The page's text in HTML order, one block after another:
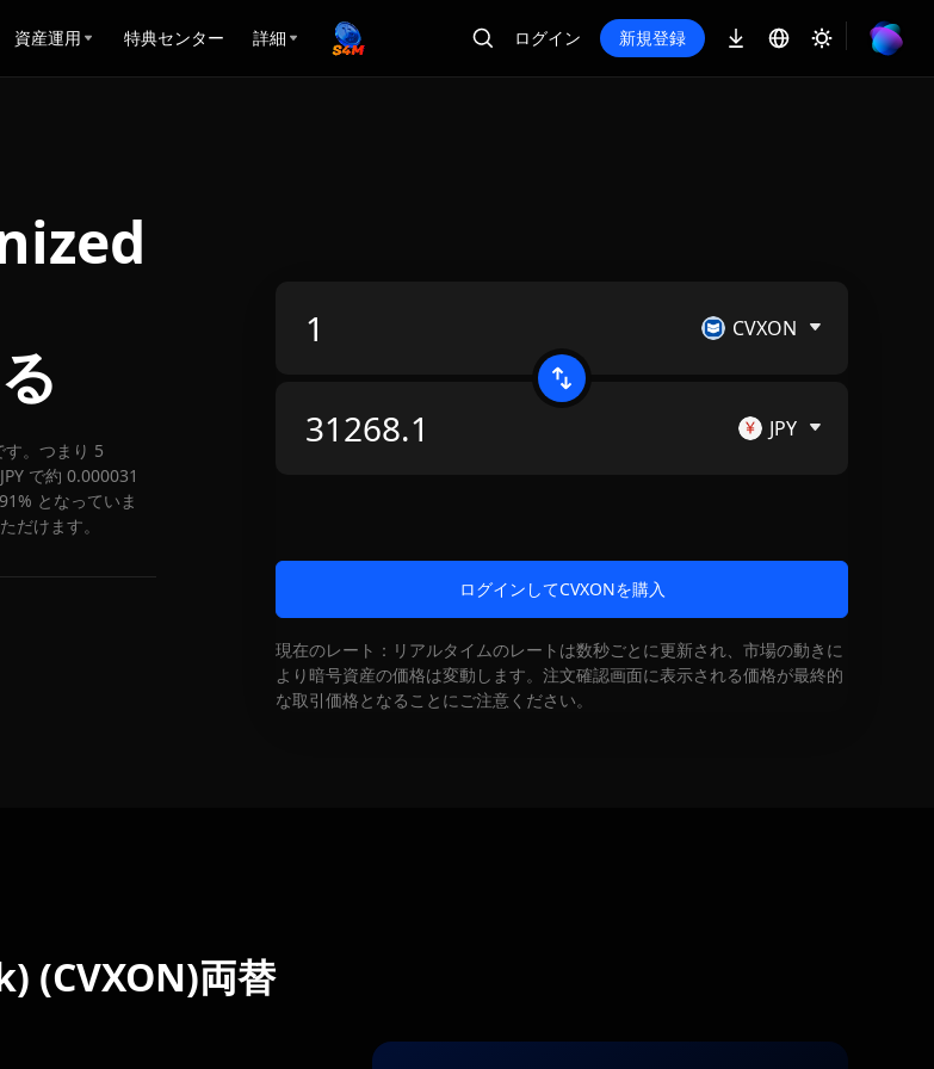
資産運用 特典センター 詳細 ログイン 新規登録
す。つまり 5
で約 0.000031
となっていま
だけます。
CVXON
JPY
ログインしてCVXONを購入
現在のレート：リアルタイムのレートは数秒ごとに更新され、市場の動きに
より暗号資産の価格は変動します。注文確認画面に表示される価格が最終的
な取引価格となることにご注意ください。
(CVXON)両替